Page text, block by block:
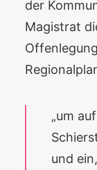
der
Magistrat
„um
und